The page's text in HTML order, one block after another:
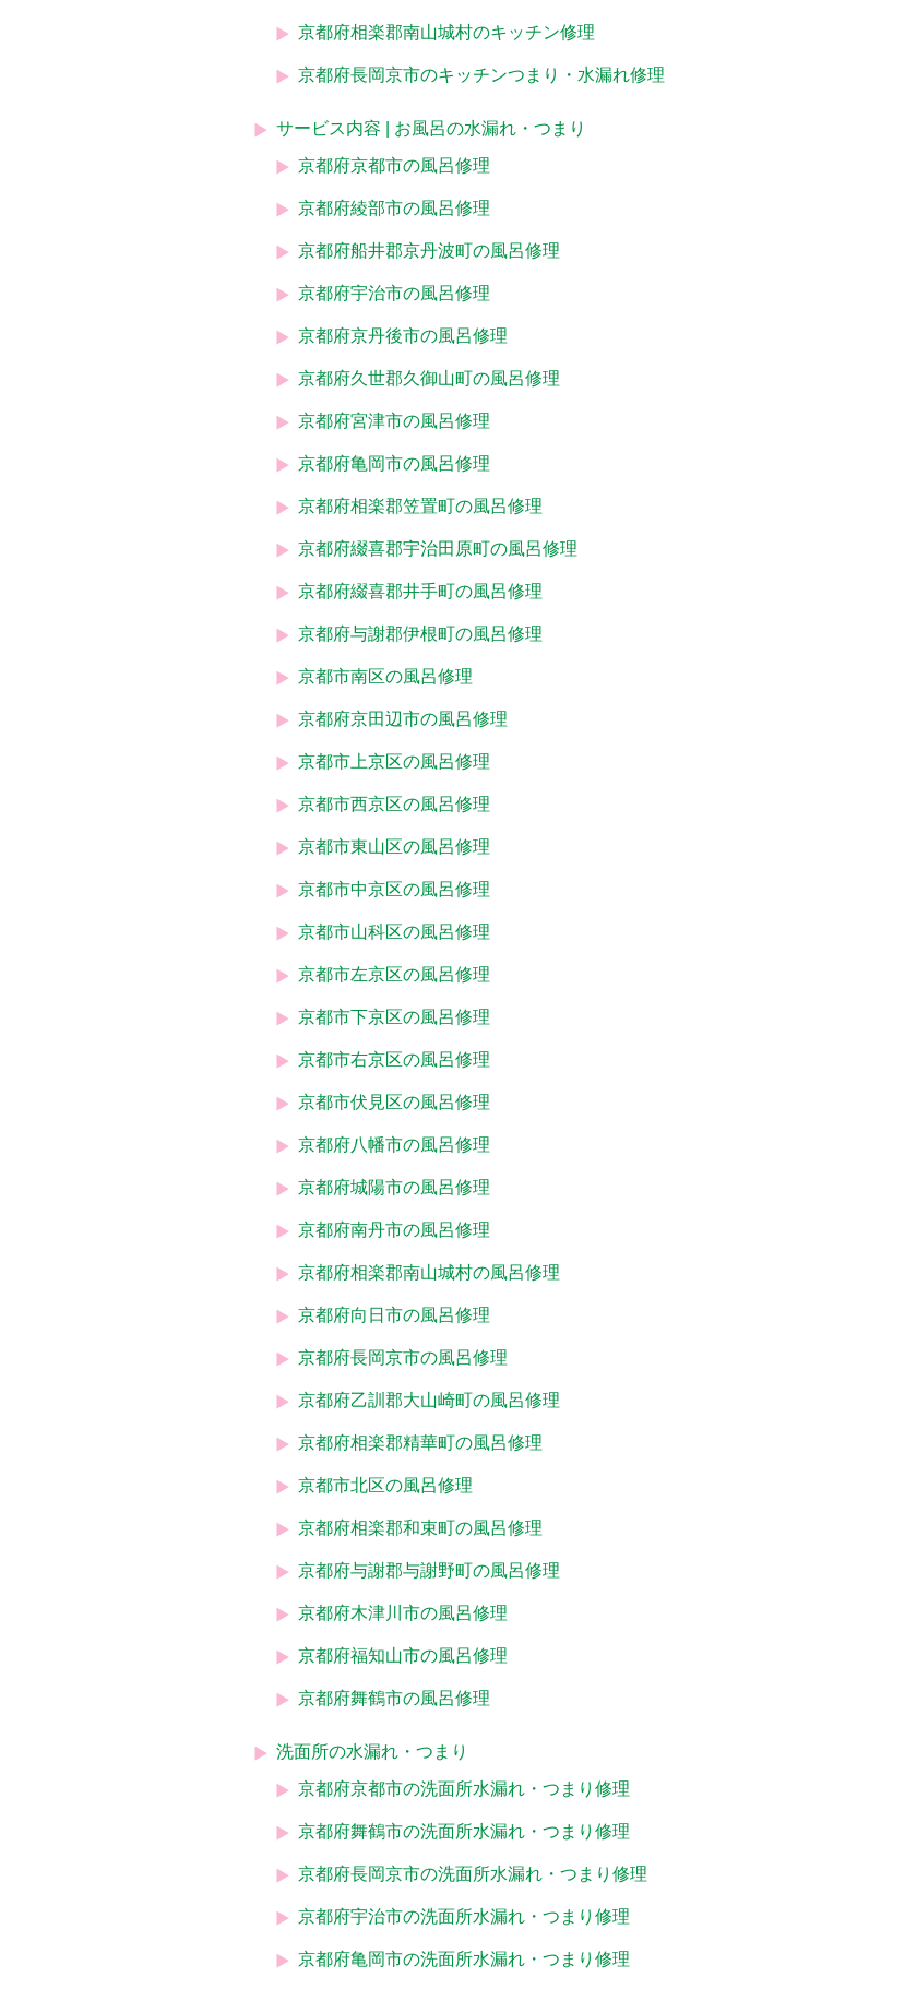
京都府相楽郡南山城村のキッチン修理
京都府長岡京市のキッチンつまり・水漏れ修理
サービス内容 | お風呂の水漏れ・つまり
京都府京都市の風呂修理
京都府綾部市の風呂修理
京都府船井郡京丹波町の風呂修理
京都府宇治市の風呂修理
京都府京丹後市の風呂修理
京都府久世郡久御山町の風呂修理
京都府宮津市の風呂修理
京都府亀岡市の風呂修理
京都府相楽郡笠置町の風呂修理
京都府綴喜郡宇治田原町の風呂修理
京都府綴喜郡井手町の風呂修理
京都府与謝郡伊根町の風呂修理
京都市南区の風呂修理
京都府京田辺市の風呂修理
京都市上京区の風呂修理
京都市西京区の風呂修理
京都市東山区の風呂修理
京都市中京区の風呂修理
京都市山科区の風呂修理
京都市左京区の風呂修理
京都市下京区の風呂修理
京都市右京区の風呂修理
京都市伏見区の風呂修理
京都府八幡市の風呂修理
京都府城陽市の風呂修理
京都府南丹市の風呂修理
京都府相楽郡南山城村の風呂修理
京都府向日市の風呂修理
京都府長岡京市の風呂修理
京都府乙訓郡大山崎町の風呂修理
京都府相楽郡精華町の風呂修理
京都市北区の風呂修理
京都府相楽郡和束町の風呂修理
京都府与謝郡与謝野町の風呂修理
京都府木津川市の風呂修理
京都府福知山市の風呂修理
京都府舞鶴市の風呂修理
洗面所の水漏れ・つまり
京都府京都市の洗面所水漏れ・つまり修理
京都府舞鶴市の洗面所水漏れ・つまり修理
京都府長岡京市の洗面所水漏れ・つまり修理
京都府宇治市の洗面所水漏れ・つまり修理
京都府亀岡市の洗面所水漏れ・つまり修理